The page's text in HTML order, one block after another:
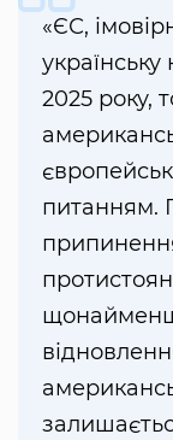
«ЄС,
українську
2025 року,
питанням.